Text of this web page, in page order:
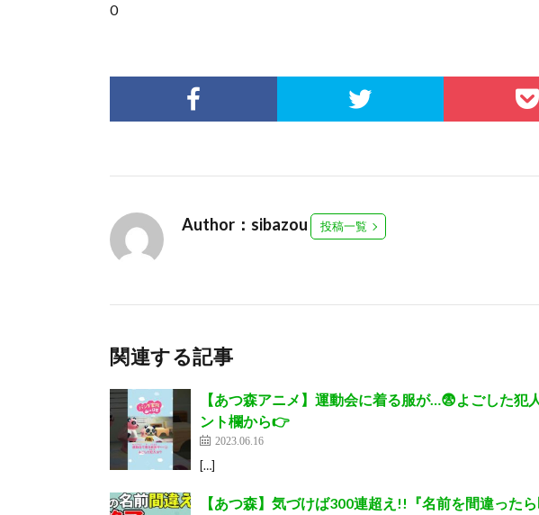
0
Author：sibazou 投稿一覧
関連する記事
【あつ森アニメ】運動会に着る服が…😨よごした犯
ント欄から👉
2023.06.16
[…]
【あつ森】気づけば300連超え!!『名前を間違った